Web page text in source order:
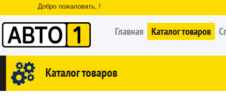
Добро пожаловать, !
Главная Каталог товаров
Каталог товаров